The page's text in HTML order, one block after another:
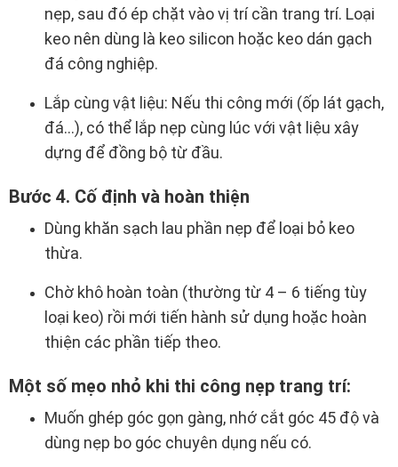
nẹp, sau đó ép chặt vào vị trí cần trang trí. Loại
keo nên dùng là keo silicon hoặc keo dán gạch
đá công nghiệp.
Lắp cùng vật liệu: Nếu thi công mới (ốp lát gạch,
đá…), có thể lắp nẹp cùng lúc với vật liệu xây
dựng để đồng bộ từ đầu.
Bước 4. Cố định và hoàn thiện
Dùng khăn sạch lau phần nẹp để loại bỏ keo
thừa.
Chờ khô hoàn toàn (thường từ 4 – 6 tiếng tùy
loại keo) rồi mới tiến hành sử dụng hoặc hoàn
thiện các phần tiếp theo.
Một số mẹo nhỏ khi thi công nẹp trang trí:
Muốn ghép góc gọn gàng, nhớ cắt góc 45 độ và
dùng nẹp bo góc chuyên dụng nếu có.